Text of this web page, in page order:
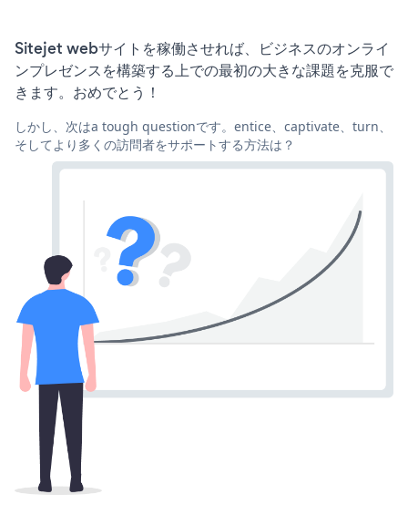
Sitejet webサイトを稼働させれば、ビジネスのオンライ
ンプレゼンスを構築する上での最初の大きな課題を克服で
きます。おめでとう！
しかし、次はa tough questionです。entice、captivate、turn、
そしてより多くの訪問者をサポートする方法は？